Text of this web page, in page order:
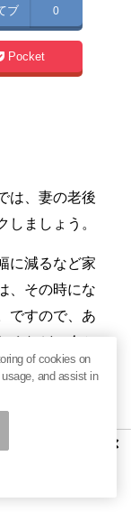
ブ 0
Pocket
は、妻の老後
ましょう。
に減るなど家
、その時にな
ですので、あ
くなど、今か
りで生活をす
大切です。
×
of cookies on
and assist in